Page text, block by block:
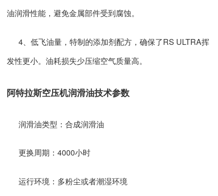
油润滑性能，避免金属部件受到腐蚀。
4、低飞油量，特制的添加剂配方，确保了RS ULTRA挥
发性更小。油耗损失少压缩空气质量高。
阿特拉斯空压机润滑油技术参数
润滑油类型：合成润滑油
更换周期：4000小时
运行环境：多粉尘或者潮湿环境